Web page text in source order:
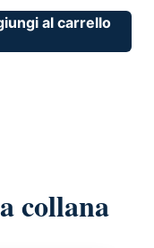
al carrello
collana